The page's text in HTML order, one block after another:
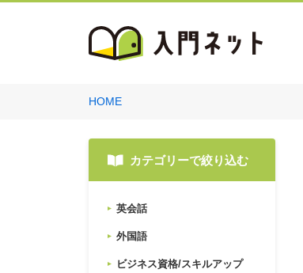
HOME
カテゴリーで絞り込む
英会話
外国語
ビジネス資格/スキルアップ